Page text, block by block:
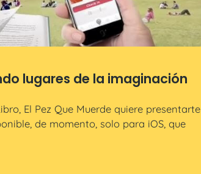
lugares de la imaginación
El Pez Que Muerde quiere presentarte
de momento, solo para iOS, que